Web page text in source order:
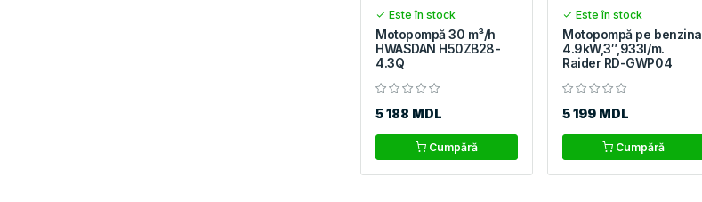
Este în stock
Motopompă 30 m³/h
HWASDAN H50ZB28-
4.3Q
5 188 MDL
Cumpără
Este în stock
Motopompă pe benzina
4.9kW,3″,933l/m.
Raider RD-GWP04
5 199 MDL
Cumpără